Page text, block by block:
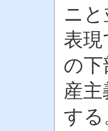
ニ
表
の下
産
する